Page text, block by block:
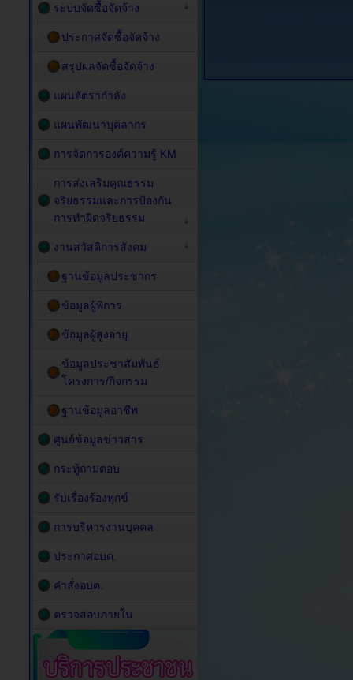
ระบบจัดซื้อจัดจ้าง
ประกาศจัดซื้อจัดจ้าง
สรุปผลจัดซื้อจัดจ้าง
แผนอัตรากำลัง
แผนพัฒนาบุคลากร
การจัดการองค์ความรู้ KM
การส่งเสริมคุณธรรม
จริยธรรมและการป้องกัน
การทำผิดจริยธรรม
งานสวัสดิการสังคม
ฐานข้อมูลประชากร
ข้อมูลผู้พิการ
ข้อมูลผู้สูงอายุ
ข้อมูลประชาสัมพันธ์
โครงการ/กิจกรรม
ฐานข้อมูลอาชีพ
ศูนย์ข้อมูลข่าวสาร
กระทู้ถามตอบ
รับเรื่องร้องทุกข์
การบริหารงานบุคคล
ประกาศอบต.
คำสั่งอบต.
ตรวจสอบภายใน